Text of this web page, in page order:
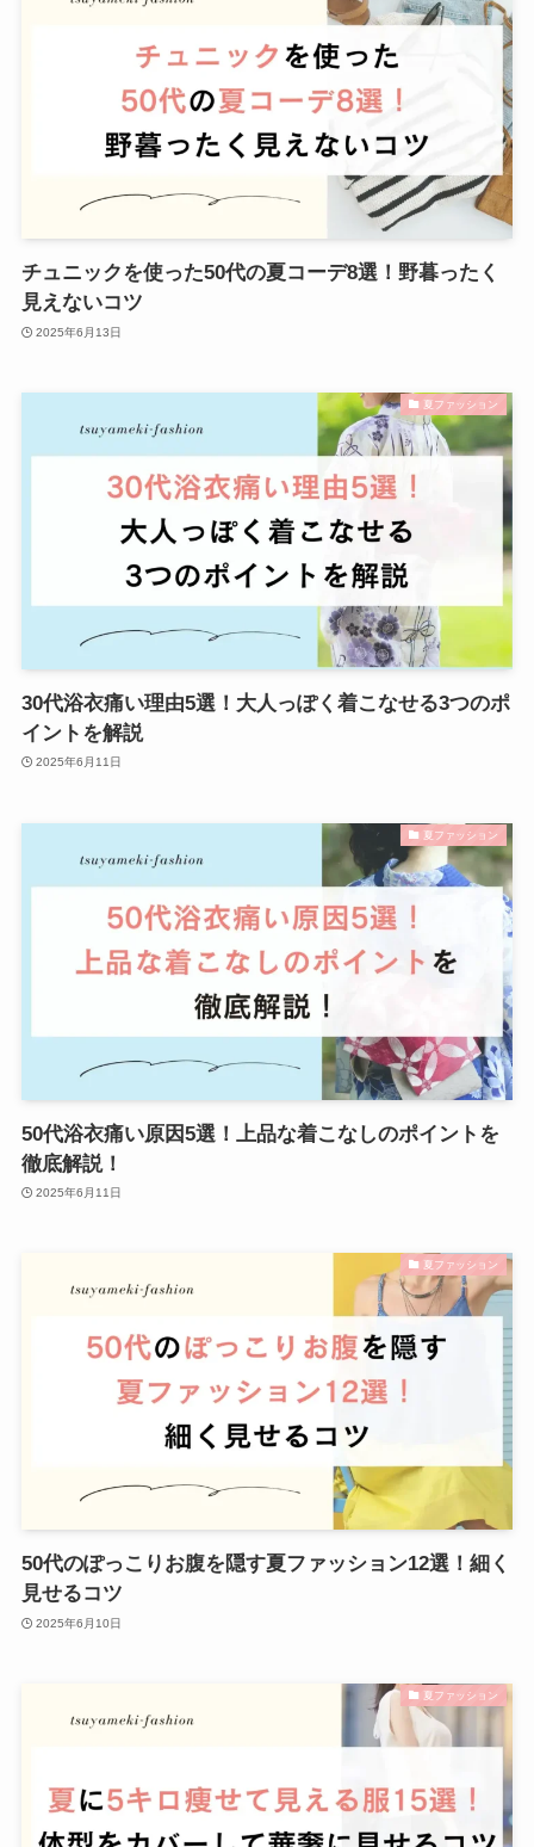
チュニックを使った50代の夏コーデ8選！野暮ったく
見えないコツ
2025年6月13日
夏ファッション
30代浴衣痛い理由5選！大人っぽく着こなせる3つのポ
イントを解説
2025年6月11日
夏ファッション
50代浴衣痛い原因5選！上品な着こなしのポイントを
徹底解説！
2025年6月11日
夏ファッション
50代のぽっこりお腹を隠す夏ファッション12選！細く
見せるコツ
2025年6月10日
夏ファッション